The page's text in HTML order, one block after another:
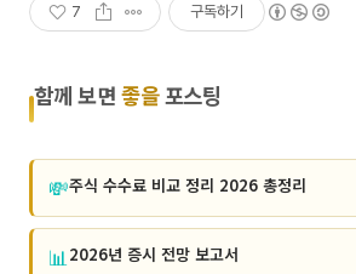
7 구독하기
함께 보면 좋을포스팅
💸주식 수수료 비교 정리 2026 총정리
📊2026년 증시 전망 보고서